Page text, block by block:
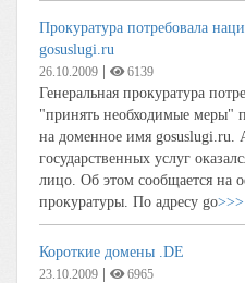
Прокуратура потребовала
gosuslugi.ru
26.10.2009 6139
Генеральная прокуратура
"принять необходимые меры"
на доменное имя gosuslugi.ru.
государственных услуг
лицо. Об этом сообщается на
прокуратуры. По адресу go>>>
Короткие домены .DE
23.10.2009 6965